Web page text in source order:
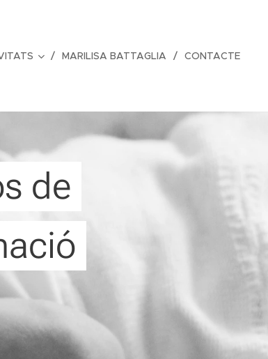
MARILISA BATTAGLIA CONTACTE
de